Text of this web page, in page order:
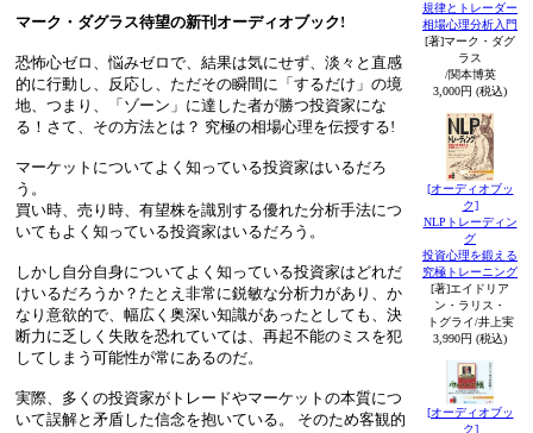
マーク・ダグラス待望の新刊オーディオブック!
恐怖心ゼロ、悩みゼロで、結果は気にせず、淡々と直感
的に行動し、反応し、ただその瞬間に「するだけ」の境
地、つまり、「ゾーン」に達した者が勝つ投資家にな
る！さて、その方法とは？ 究極の相場心理を伝授する!
マーケットについてよく知っている投資家はいるだろ
う。
買い時、売り時、有望株を識別する優れた分析手法につ
いてもよく知っている投資家はいるだろう。
しかし自分自身についてよく知っている投資家はどれだ
けいるだろうか？たとえ非常に鋭敏な分析力があり、か
なり意欲的で、幅広く奥深い知識があったとしても、決
断力に乏しく失敗を恐れていては、再起不能のミスを犯
してしまう可能性が常にあるのだ。
実際、多くの投資家がトレードやマーケットの本質につ
いて誤解と矛盾した信念を抱いている。 そのため客観的
規律とトレーダー
相場心理分析入門
[著]マーク・ダグ
ラス
/関本博英
3,000円 (税込)
[オーディオブッ
ク]
NLPトレーディン
グ
投資心理を鍛える
究極トレーニング
[著]エイドリア
ン・ラリス・
トグライ/井上実
3,990円 (税込)
[オーディオブッ
ク]